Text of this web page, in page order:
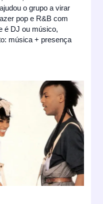
o grupo a virar
pop e R&B com
é DJ ou músico,
música + presença